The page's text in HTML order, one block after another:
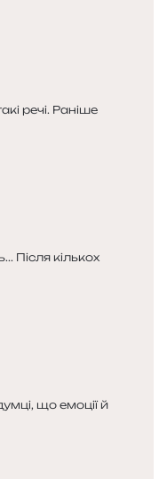
речі. Раніше
Після кількох
що емоції й